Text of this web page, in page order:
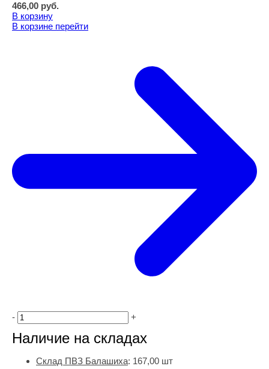
466,00 руб.
В корзину
В корзине перейти
- +
Наличие на складах
Склад ПВЗ Балашиха: 167,00 шт